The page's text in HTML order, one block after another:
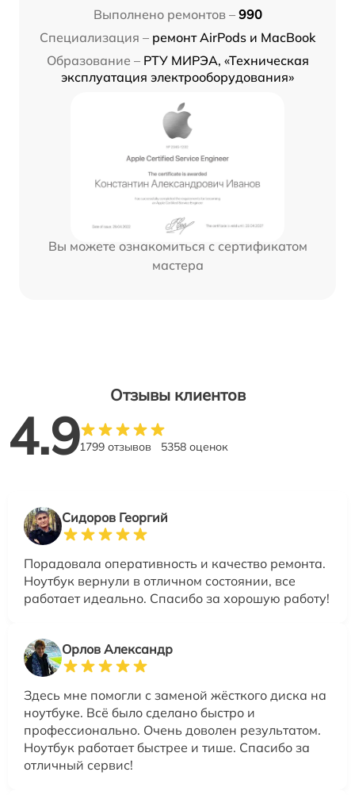
Выполнено ремонтов – 990
Специализация – ремонт AirPods и MacBook
Образование – РТУ МИРЭА, «Техническая
эксплуатация электрооборудования»
Вы можете ознакомиться с сертификатом
мастера
Отзывы клиентов
4.91799 отзывов 5358 оценок
Сидоров Георгий
Порадовала оперативность и качество ремонта.
Ноутбук вернули в отличном состоянии, все
работает идеально. Спасибо за хорошую работу!
Орлов Александр
Здесь мне помогли с заменой жёсткого диска на
ноутбуке. Всё было сделано быстро и
профессионально. Очень доволен результатом.
Ноутбук работает быстрее и тише. Спасибо за
отличный сервис!